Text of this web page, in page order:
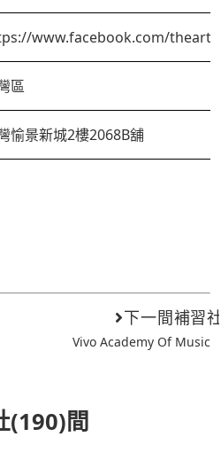
www.facebook.com/
區
愉景新城2樓2068B舖
下一間補習
Vivo Academy Of Music
(190)間